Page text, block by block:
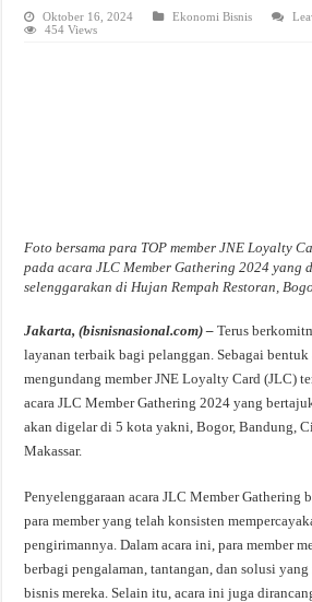
Oktober 16, 2024 Ekonomi Bisnis
454 Views
Foto bersama para TOP member JNE Loyalty
pada acara JLC Member Gathering 2024 yang
selenggarakan di Hujan Rempah Restoran,
Jakarta, (bisnisnasional.com) – Terus
layanan terbaik bagi pelanggan. Sebagai bentuk
mengundang member JNE Loyalty Card (JLC)
acara JLC Member Gathering 2024 yang
akan digelar di 5 kota yakni, Bogor, Bandung,
Makassar.
Penyelenggaraan acara JLC Member Gathering
para member yang telah konsisten
pengirimannya. Dalam acara ini, para member
berbagi pengalaman, tantangan, dan solusi
bisnis mereka. Selain itu, acara ini juga